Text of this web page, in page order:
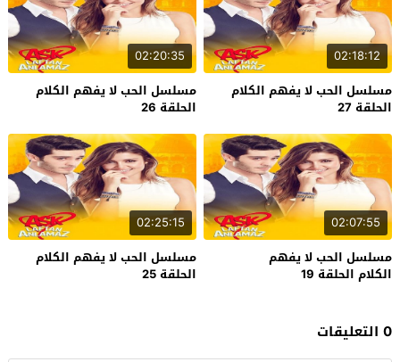
02:18:12
مسلسل الحب لا يفهم الكلام
الحلقة 27
02:20:35
مسلسل الحب لا يفهم الكلام
الحلقة 26
02:07:55
مسلسل الحب لا يفهم
الكلام الحلقة 19
02:25:15
مسلسل الحب لا يفهم الكلام
الحلقة 25
0 التعليقات